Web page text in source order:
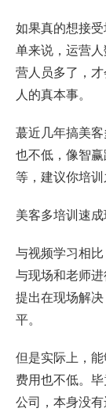
如果真的想接
单来说，运营
营人员多了，
人的真本事。
蕞近几年搞美
也不低，像智
等，建议你培训
美客多培训速成
与视频学习相
与现场和老师
提出在现场解
平。
但是实际上，
费用也不低。
公司，本身没